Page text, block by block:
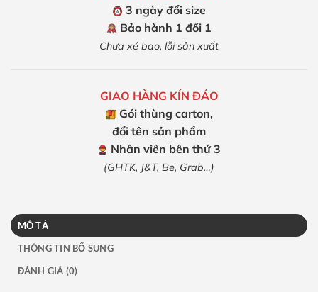
3 ngày đổi size
Bảo hành 1 đổi 1
Chưa xé bao, lỗi sản xuất
GIAO HÀNG KÍN ĐÁO
Gói thùng carton,
đổi tên sản phẩm
Nhân viên bên thứ 3
(GHTK, J&T, Be, Grab…)
MÔ TẢ
THÔNG TIN BỔ SUNG
ĐÁNH GIÁ (0)